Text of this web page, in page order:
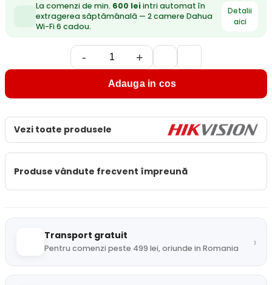
La comenzi de min. 600 leiintri automat în
extragerea săptămânală — 2 camere Dahua
Wi-Fi 6 cadou.
Detalii
aici
- +
Adauga in cos
Vezi toate produsele
Produse vândute frecvent împreună
Transport gratuit
Pentru comenzi peste 499 lei, oriunde in Romania ›